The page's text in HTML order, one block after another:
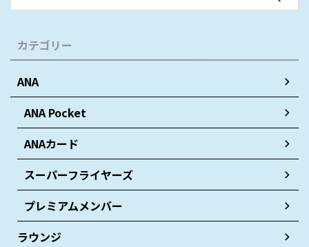
カテゴリー
ANA
ANA Pocket
ANAカード
スーパーフライヤーズ
プレミアムメンバー
ラウンジ